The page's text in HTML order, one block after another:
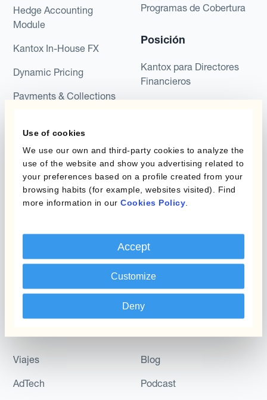
Use of cookies
We use our own and third-party cookies to analyze the
use of the website and show you advertising related to
your preferences based on a profile created from your
browsing habits (for example, websites visited). Find
more information in our Cookies Policy
Accept
Customize
Deny
Hedge Accounting
Module
Kantox In-House FX
Dynamic Pricing
Payments & Collections
Casos de uso
Reducir las ganancias y
pérdidas cambiarias
Proteger Los Márgenes
De Beneficio
Proteger El Tipo De
Reduce La Variabilidad
Del Flujo De Caja A Largo
Plazo
Programas de Cobertura
Posición
Kantox para Directores
Financieros
Kantox for Mid-Sized
Businesses
Viajes
AdTech
Blog
Podcast